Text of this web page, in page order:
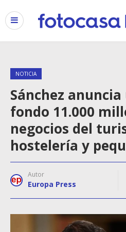
NOTICIA
Sánchez
fondo 11.000
negocios del
hostelería y
Autor
Europa Press